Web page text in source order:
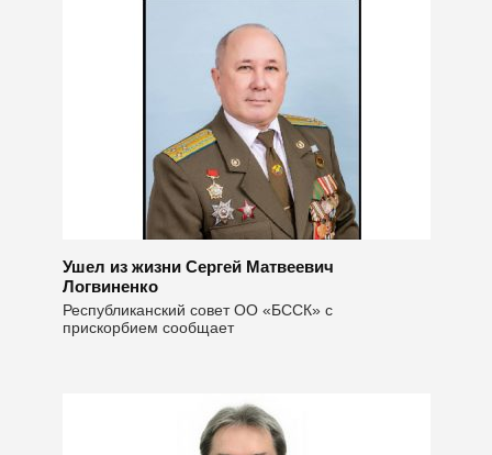
Ушел из жизни Сергей Матвеевич
Логвиненко
Республиканский совет ОО «БССК» с
прискорбием сообщает